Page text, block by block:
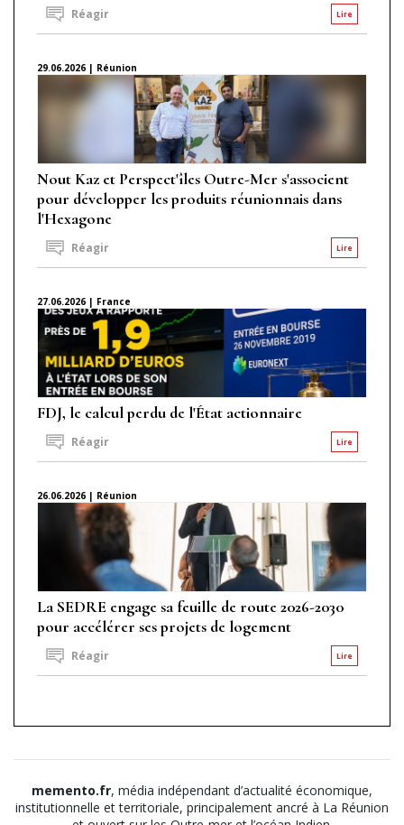
Lire
Réagir
29.06.2026 | Réunion
Nout Kaz et Perspect'îles Outre-Mer s'associent
pour développer les produits réunionnais dans
l'Hexagone
Lire
Réagir
27.06.2026 | France
FDJ, le calcul perdu de l'État actionnaire
Lire
Réagir
26.06.2026 | Réunion
La SEDRE engage sa feuille de route 2026-2030
pour accélérer ses projets de logement
Lire
Réagir
memento.fr, média indépendant d’actualité économique,
institutionnelle et territoriale, principalement ancré à La Réunion